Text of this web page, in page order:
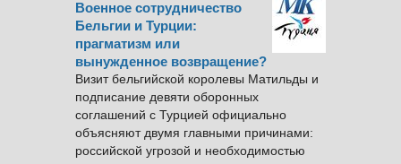
Военное сотрудничество
Бельгии и Турции:
прагматизм или
вынужденное возвращение?
Визит бельгийской королевы Матильды и
подписание девяти оборонных
соглашений с Турцией официально
объясняют двумя главными причинами:
российской угрозой и необходимостью